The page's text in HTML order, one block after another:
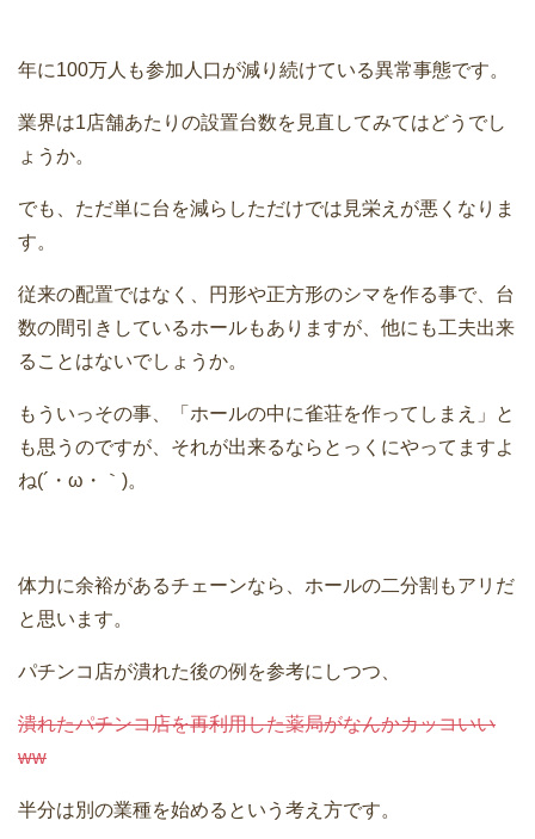
年に100万人も参加人口が減り続けている異常事態です。
業界は1店舗あたりの設置台数を見直してみてはどうでし
ょうか。
でも、ただ単に台を減らしただけでは見栄えが悪くなりま
す。
従来の配置ではなく、円形や正方形のシマを作る事で、台
数の間引きしているホールもありますが、他にも工夫出来
ることはないでしょうか。
もういっその事、「ホールの中に雀荘を作ってしまえ」と
も思うのですが、それが出来るならとっくにやってますよ
ね(´・ω・｀)。
体力に余裕があるチェーンなら、ホールの二分割もアリだ
と思います。
パチンコ店が潰れた後の例を参考にしつつ、
潰れたパチンコ店を再利用した薬局がなんかカッコいい
ww
半分は別の業種を始めるという考え方です。